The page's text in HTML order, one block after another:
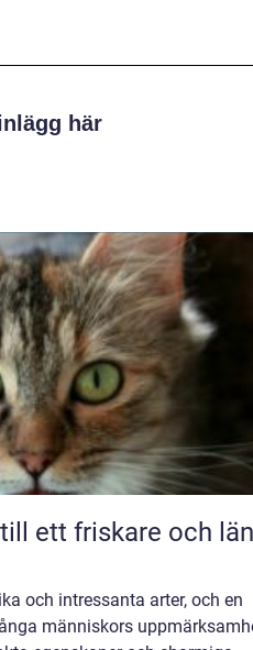
här
ett friskare och
och intressanta arter, och en
människors